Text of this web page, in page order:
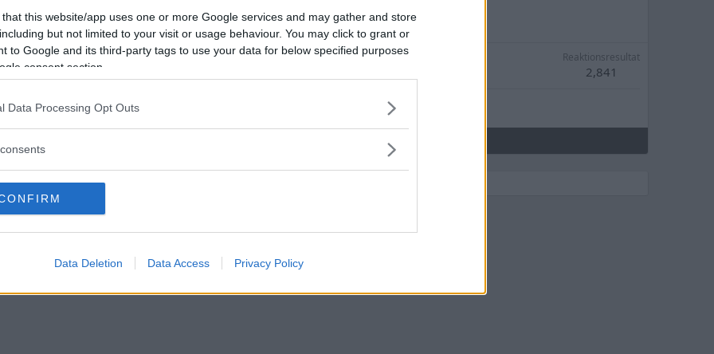
that this website/app uses one or more Google services and may gather and store
but not limited to your visit or usage behaviour. You may click to grant or
to Google and its third-party tags to use your data for below specified purposes
consent section.
Data Processing Opt Outs
Data Deletion Data Access Privacy Policy
Reaktionsresultat
2,841